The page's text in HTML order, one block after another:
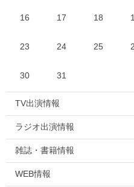
16 17 18
23 24 25
30 31
TV出演情報
ラジオ出演情報
雑誌・書籍情報
WEB情報